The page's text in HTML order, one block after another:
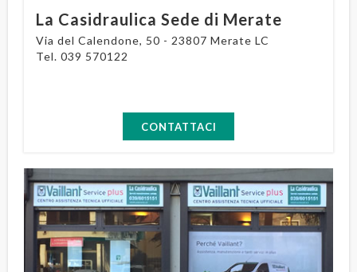
La Casidraulica Sede di Merate
Via del Calendone, 50 - 23807 Merate LC
Tel. 039 570122
CONTATTACI